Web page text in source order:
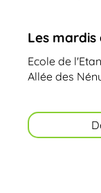
Les mardis
Ecole de
Allée des